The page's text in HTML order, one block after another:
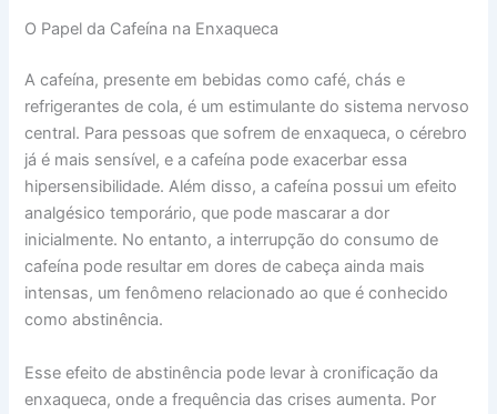
O Papel da Cafeína na Enxaqueca
A cafeína, presente em bebidas como café, chás e
refrigerantes de cola, é um estimulante do sistema nervoso
central. Para pessoas que sofrem de enxaqueca, o cérebro
já é mais sensível, e a cafeína pode exacerbar essa
hipersensibilidade. Além disso, a cafeína possui um efeito
analgésico temporário, que pode mascarar a dor
inicialmente. No entanto, a interrupção do consumo de
cafeína pode resultar em dores de cabeça ainda mais
intensas, um fenômeno relacionado ao que é conhecido
como abstinência.
Esse efeito de abstinência pode levar à cronificação da
enxaqueca, onde a frequência das crises aumenta. Por